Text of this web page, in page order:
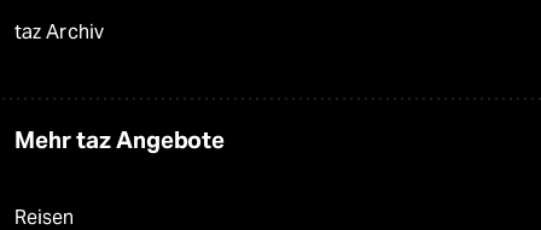
taz Archiv
Mehr taz Angebote
Reisen